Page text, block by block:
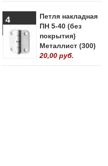
4
Петля накладная
ПН 5-40 (без
покрытия)
Металлист (300)
20,00 руб.